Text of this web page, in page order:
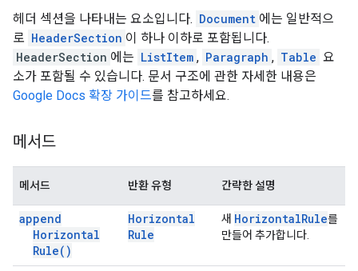
헤더 섹션을 나타내는 요소입니다. Document 에는 일반적으
로 HeaderSection 이 하나 이하로 포함됩니다.
HeaderSection 에는 ListItem , Paragraph , Table 요
소가 포함될 수 있습니다. 문서 구조에 관한 자세한 내용은
Google Docs 확장 가이드를 참고하세요.
메서드
메서드 반환 유형 간략한 설명
append
Horizontal
Rule( )
Horizontal
Rule
새 HorizontalRule를
만들어 추가합니다.